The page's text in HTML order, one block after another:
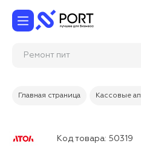
Ремон
Главная страница Кассовые
Код товара: 50319